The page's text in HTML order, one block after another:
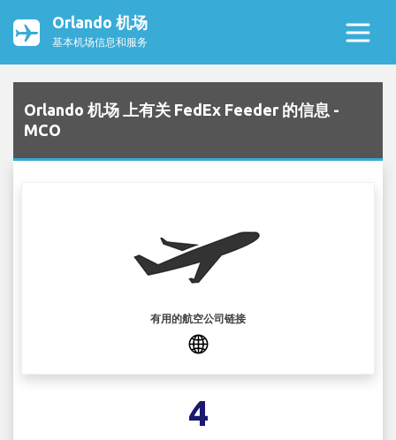
Orlando 机场
基本机场信息和服务
Orlando 机场 上有关 FedEx Feeder 的信息 -
MCO
有用的航空公司链接
4